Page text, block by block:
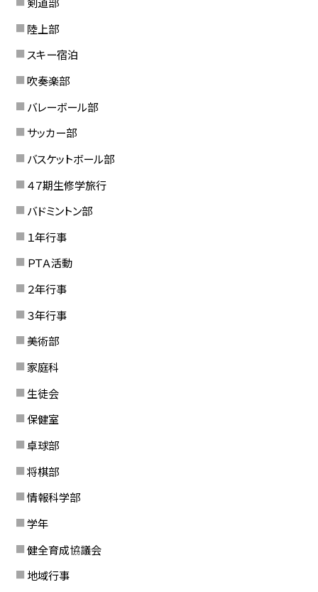
陸上部
スキー宿泊
吹奏楽部
バレーボール部
サッカー部
バスケットボール部
４７期生修学旅行
バドミントン部
１年行事
ＰＴＡ活動
２年行事
３年行事
美術部
家庭科
生徒会
保健室
卓球部
将棋部
情報科学部
学年
健全育成協議会
地域行事